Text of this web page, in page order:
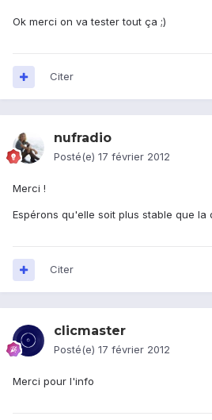
Ok merci on va tester tout ça ;)
Citer
nufradio
Posté(e) 17 février 2012
Merci !
Espérons qu'elle soit plus stable que la
Citer
clicmaster
Posté(e) 17 février 2012
Merci pour l'info